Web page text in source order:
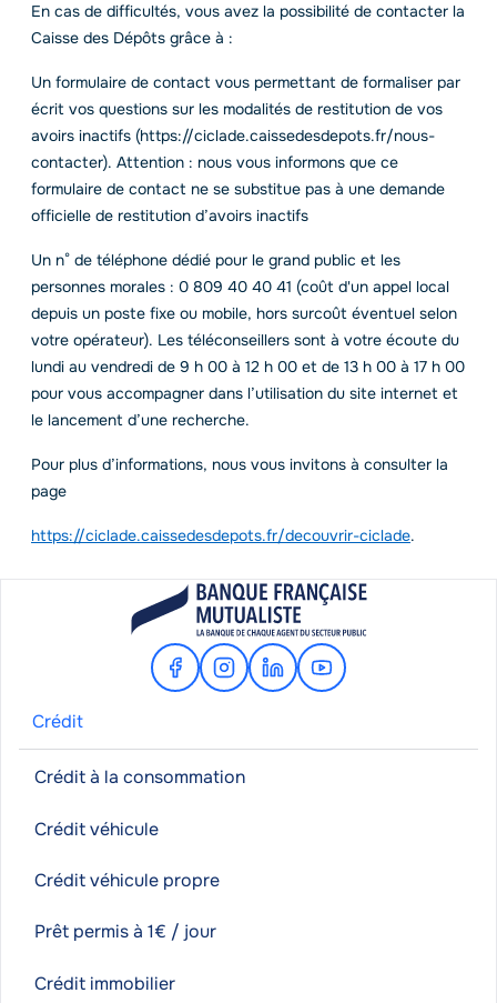
En cas de difficultés, vous avez la possibilité de contacter la
Caisse des Dépôts grâce à :
Un formulaire de contact vous permettant de formaliser par
écrit vos questions sur les modalités de restitution de vos
avoirs inactifs (https://ciclade.caissedesdepots.fr/nous-
contacter). Attention : nous vous informons que ce
formulaire de contact ne se substitue pas à une demande
officielle de restitution d’avoirs inactifs
Un n° de téléphone dédié pour le grand public et les
personnes morales : 0 809 40 40 41 (coût d'un appel local
depuis un poste fixe ou mobile, hors surcoût éventuel selon
votre opérateur). Les téléconseillers sont à votre écoute du
lundi au vendredi de 9 h 00 à 12 h 00 et de 13 h 00 à 17 h 00
pour vous accompagner dans l’utilisation du site internet et
le lancement d’une recherche.
Pour plus d’informations, nous vous invitons à consulter la
page
https://ciclade.caissedesdepots.fr/decouvrir-ciclade.
FacebookInstagram
LinkedinYoutube
Crédit
Crédit à la consommation
Crédit véhicule
Crédit véhicule propre
Prêt permis à 1€ / jour
Crédit immobilier